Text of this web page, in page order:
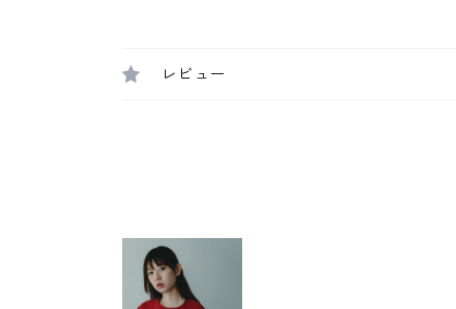
レビュー